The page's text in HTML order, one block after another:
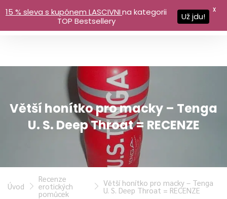
Větší honítko pro macky – Tenga
U. S. Deep Throat = RECENZE
Úvod
Recenze
erotických
pomůcek
Větší honítko pro macky – Tenga
U. S. Deep Throat = RECENZE
15 % sleva s kupónem LASCIVNIna kategorii
TOP Bestsellery
Už jdu!
X